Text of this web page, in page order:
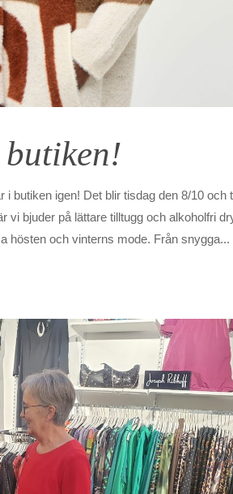
butiken igen! Det blir tisdag den 8/10 och
vi bjuder på lättare tilltugg och alkoholfri
hösten och vinterns mode. Från snygga...